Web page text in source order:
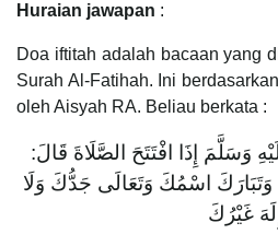
Huraian jawapan :
Doa iftitah adalah bacaan yang
Surah Al-Fatihah. Ini
oleh Aisyah RA. Beliau berkata :
وَسَلَّمَ ‌إِذَا ‌افْتَتَحَ ‌الصَّلَاةَ قَالَ:
اسْمُكَ وَتَعَالَى جَدُّكَ وَلَا
إِلَهَ غَيْرُكَ